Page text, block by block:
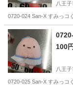
八王
0720-024 San-X すみっコ
東京 八王子市
100円
八王
0720-025 San-X すみっコ